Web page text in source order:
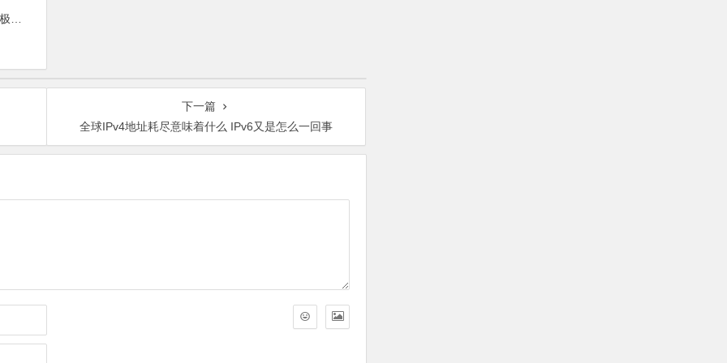
下一篇
全球IPv4地址耗尽意味着什么 IPv6又是怎么一回事